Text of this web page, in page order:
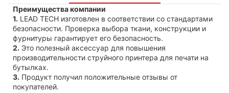
Преимущества компании
1. LEAD TECH изготовлен в соответствии со стандартами
безопасности. Проверка выбора ткани, конструкции и
фурнитуры гарантирует его безопасность.
2. Это полезный аксессуар для повышения
производительности струйного принтера для печати на
бутылках.
3. Продукт получил положительные отзывы от
покупателей.